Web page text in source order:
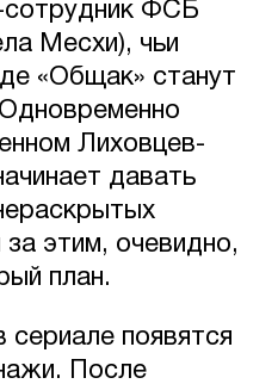
ФСБ
Месхи), чьи
«Общак» станут
Лиховцев-
давать
этим, очевидно,
план.
сериале появятся
После